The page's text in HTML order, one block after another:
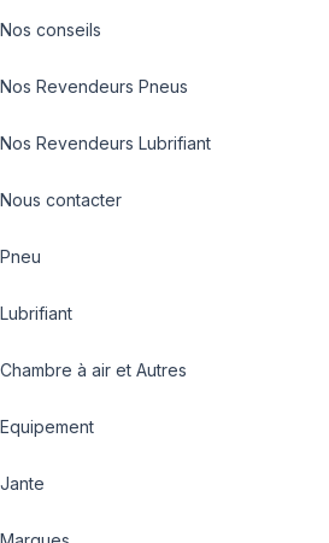
Nos conseils
Nos Revendeurs Pneus
Nos Revendeurs Lubrifiant
Nous contacter
Pneu
Lubrifiant
Chambre à air et Autres
Equipement
Jante